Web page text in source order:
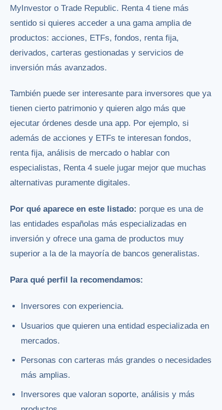
MyInvestor o Trade Republic. Renta 4 tiene más
sentido si quieres acceder a una gama amplia de
productos: acciones, ETFs, fondos, renta fija,
derivados, carteras gestionadas y servicios de
inversión más avanzados.
También puede ser interesante para inversores que ya
tienen cierto patrimonio y quieren algo más que
ejecutar órdenes desde una app. Por ejemplo, si
además de acciones y ETFs te interesan fondos,
renta fija, análisis de mercado o hablar con
especialistas, Renta 4 suele jugar mejor que muchas
alternativas puramente digitales.
Por qué aparece en este listado: porque es una de
las entidades españolas más especializadas en
inversión y ofrece una gama de productos muy
superior a la de la mayoría de bancos generalistas.
Para qué perfil la recomendamos:
Inversores con experiencia.
Usuarios que quieren una entidad especializada en
mercados.
Personas con carteras más grandes o necesidades
más amplias.
Inversores que valoran soporte, análisis y más